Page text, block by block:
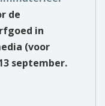
de
in
(voor
september.